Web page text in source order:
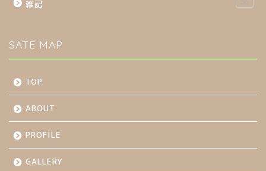
雑記
SATE MAP
TOP
ABOUT
PROFILE
GALLERY